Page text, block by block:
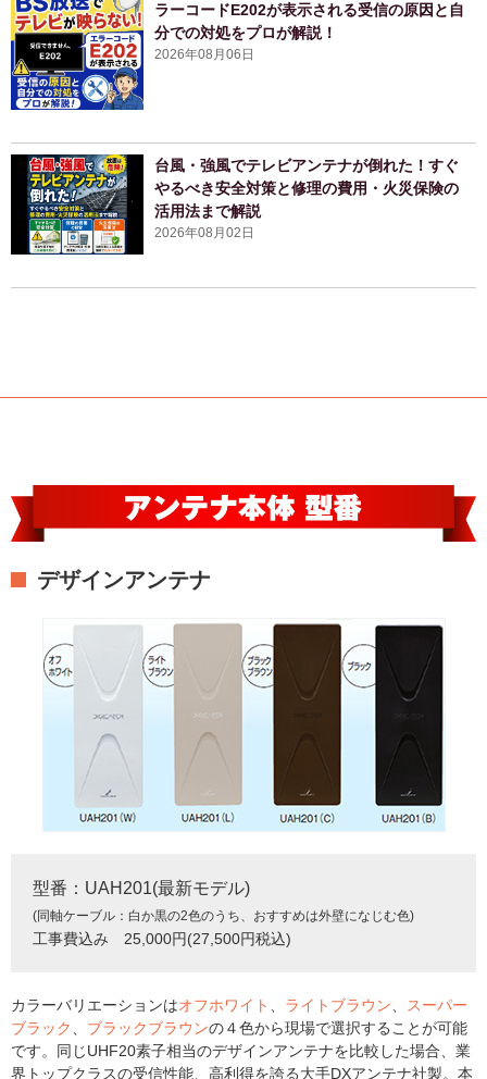
ラーコードE202が表示される受信の原因と自
分での対処をプロが解説！
2026年08月06日
台風・強風でテレビアンテナが倒れた！すぐ
やるべき安全対策と修理の費用・火災保険の
活用法まで解説
2026年08月02日
デザインアンテナ
型番：UAH201(最新モデル)
(同軸ケーブル：白か黒の2色のうち、おすすめは外壁になじむ色)
工事費込み 25,000円(27,500円税込)
カラーバリエーションはオフホワイト ライトブラウン
スーパー
ブラック
ブラックブラウンの４色から現場で選択することが可能
です。同じUHF20素子相当のデザインアンテナを比較した場合、業
界トップクラスの受信性能、高利得を誇る大手DXアンテナ社製。本